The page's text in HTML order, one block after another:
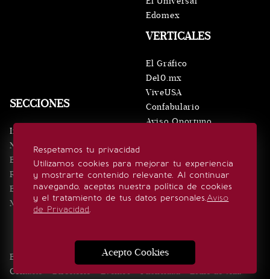
Respetamos tu privacidad
Utilizamos cookies para mejorar tu experiencia
y mostrarte contenido relevante. Al continuar
navegando, aceptas nuestra política de cookies
y el tratamiento de tus datos personales.Aviso
de Privacidad.
Acepto Cookies
SECCIONES
Inicio
Noticias
Eventos
Realeza
Estilo de vida
Minuto x Minuto
VERTICALES
El Gráfico
De10.mx
ViveUSA
Confabulario
Aviso Oportuno
Edomex
SÍGUENOS
Edición Impresa Noticias Quiénes somos
Contacto
Directorio Eventos Publicidad Estilo de vida